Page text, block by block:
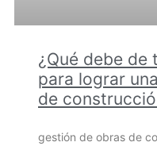
¿Qué debe de
para lograr
de
gestión de obras de